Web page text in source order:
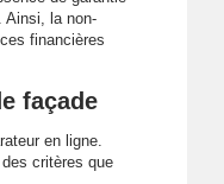
Ainsi, la non-
financières
façade
en ligne.
critères que